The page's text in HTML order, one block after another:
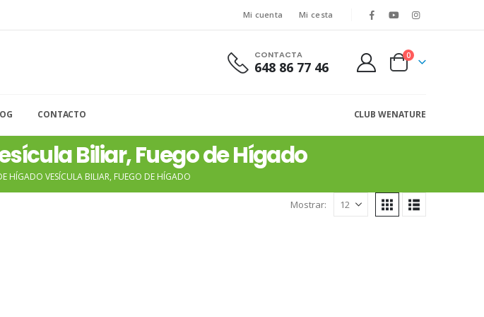
Mi cuenta Mi cesta
CONTACTA
648 86 77 46
0
CONTACTO CLUB WENATURE
Biliar, Fuego de Hígado
HÍGADO VESÍCULA BILIAR, FUEGO DE HÍGADO
Mostrar: